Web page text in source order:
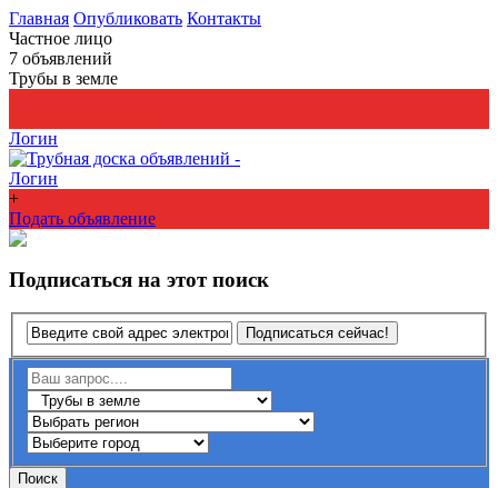
Главная Опубликовать Контакты
Частное лицо
7 объявлений
Трубы в земле
Логин
Логин
+
Подать объявление
Подписаться на этот поиск
Подписаться сейчас!
Поиск